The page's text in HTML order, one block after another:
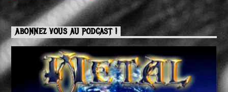
ABONNEZ VOUS AU PODCAST !